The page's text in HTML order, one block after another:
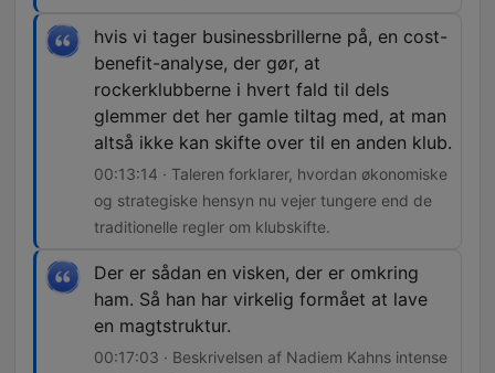
hvis vi tager businessbrillerne på, en cost-
benefit-analyse, der gør, at
rockerklubberne i hvert fald til dels
glemmer det her gamle tiltag med, at man
altså ikke kan skifte over til en anden klub.
00:13:14 · Taleren forklarer, hvordan økonomiske
og strategiske hensyn nu vejer tungere end de
traditionelle regler om klubskifte.
Der er sådan en visken, der er omkring
ham. Så han har virkelig formået at lave
en magtstruktur.
00:17:03 · Beskrivelsen af Nadiem Kahns intense